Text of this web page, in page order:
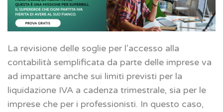
La revisione delle soglie per l’accesso alla
contabilità semplificata da parte delle imprese va
ad impattare anche sui limiti previsti per la
liquidazione IVA a cadenza trimestrale, sia per le
imprese che per i professionisti. In questo caso,